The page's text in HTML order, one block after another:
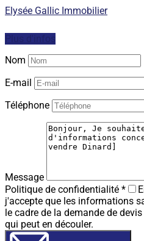
Elysée Gallic Immobilier
Plus d'infos
Nom
E-mail
Téléphone
Message
Politique de confidentialité *
j'accepte que les informations
le cadre de la demande de
qui peut en découler.